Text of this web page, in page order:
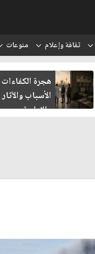
ثقافة وإعلام منوعات
انتقل
والتعبئة إلى